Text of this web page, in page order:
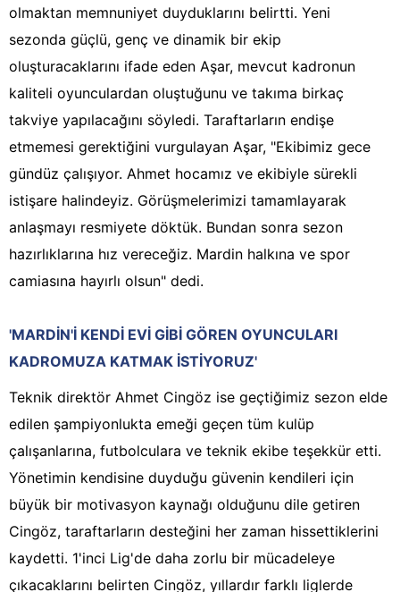
olmaktan memnuniyet duyduklarını belirtti. Yeni
sezonda güçlü, genç ve dinamik bir ekip
oluşturacaklarını ifade eden Aşar, mevcut kadronun
kaliteli oyunculardan oluştuğunu ve takıma birkaç
takviye yapılacağını söyledi. Taraftarların endişe
etmemesi gerektiğini vurgulayan Aşar, "Ekibimiz gece
gündüz çalışıyor. Ahmet hocamız ve ekibiyle sürekli
istişare halindeyiz. Görüşmelerimizi tamamlayarak
anlaşmayı resmiyete döktük. Bundan sonra sezon
hazırlıklarına hız vereceğiz. Mardin halkına ve spor
camiasına hayırlı olsun" dedi.
'MARDİN'İ KENDİ EVİ GİBİ GÖREN OYUNCULARI
KADROMUZA KATMAK İSTİYORUZ'
Teknik direktör Ahmet Cingöz ise geçtiğimiz sezon elde
edilen şampiyonlukta emeği geçen tüm kulüp
çalışanlarına, futbolculara ve teknik ekibe teşekkür etti.
Yönetimin kendisine duyduğu güvenin kendileri için
büyük bir motivasyon kaynağı olduğunu dile getiren
Cingöz, taraftarların desteğini her zaman hissettiklerini
kaydetti. 1'inci Lig'de daha zorlu bir mücadeleye
çıkacaklarını belirten Cingöz, yıllardır farklı liglerde